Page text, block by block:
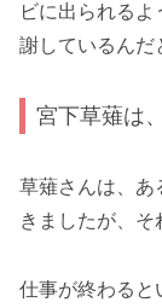
ビに出られる
謝しているんだ
宮下草薙は
草薙さんは、あ
きましたが、そ
仕事が終わると